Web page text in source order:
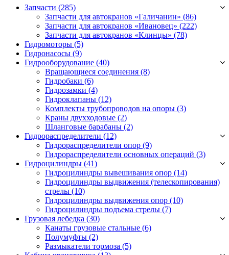
Запчасти (285)
Запчасти для автокранов «Галичанин» (86)
Запчасти для автокранов «Ивановец» (222)
Запчасти для автокранов «Клинцы» (78)
Гидромоторы (5)
Гидронасосы (9)
Гидрооборудование (40)
Вращающиеся соединения (8)
Гидробаки (6)
Гидрозамки (4)
Гидроклапаны (12)
Комплекты трубопроводов на опоры (3)
Краны двухходовые (2)
Шланговые барабаны (2)
Гидрораспределители (12)
Гидрораспределители опор (9)
Гидрораспределители основных операций (3)
Гидроцилиндры (41)
Гидроцилиндры вывешивания опор (14)
Гидроцилиндры выдвижения (телескопирования)
стрелы (10)
Гидроцилиндры выдвижения опор (10)
Гидроцилиндры подъема стрелы (7)
Грузовая лебедка (30)
Канаты грузовые стальные (6)
Полумуфты (2)
Размыкатели тормоза (5)